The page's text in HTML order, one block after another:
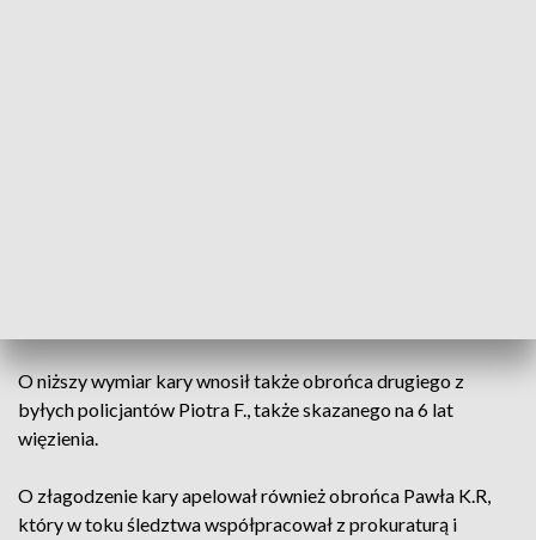
O niższy wymiar kary wnosił także obrońca drugiego z
byłych policjantów Piotra F., także skazanego na 6 lat
więzienia.
O złagodzenie kary apelował również obrońca Pawła K.R,
który w toku śledztwa współpracował z prokuraturą i